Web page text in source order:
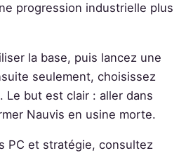
progression industrielle plus
la base, puis lancez une
seulement, choisissez
Le but est clair : aller dans
Nauvis en usine morte.
PC et stratégie, consultez